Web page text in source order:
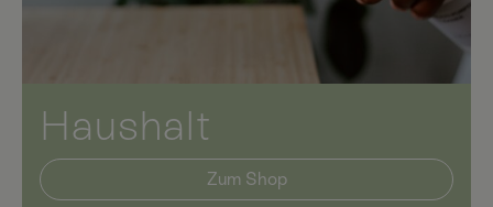
Haushalt
Zum Shop